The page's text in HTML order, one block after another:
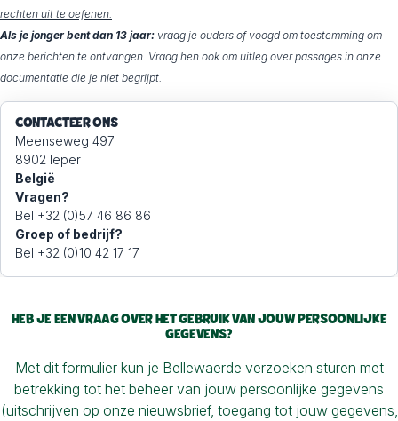
rechten uit te oefenen.
Als je jonger bent dan 13 jaar: vraag je ouders of voogd om toestemming om
onze berichten te ontvangen. Vraag hen ook om uitleg over passages in onze
documentatie die je niet begrijpt.
CONTACTEER ONS
Meenseweg 497
8902 Ieper
België
Vragen?
Bel +32 (0)57 46 86 86
Groep of bedrijf?
Bel +32 (0)10 42 17 17
HEB JE EEN VRAAG OVER HET GEBRUIK VAN JOUW PERSOONLIJKE
GEGEVENS?
Met dit formulier kun je Bellewaerde verzoeken sturen met
betrekking tot het beheer van jouw persoonlijke gegevens
(uitschrijven op onze nieuwsbrief, toegang tot jouw gegevens,